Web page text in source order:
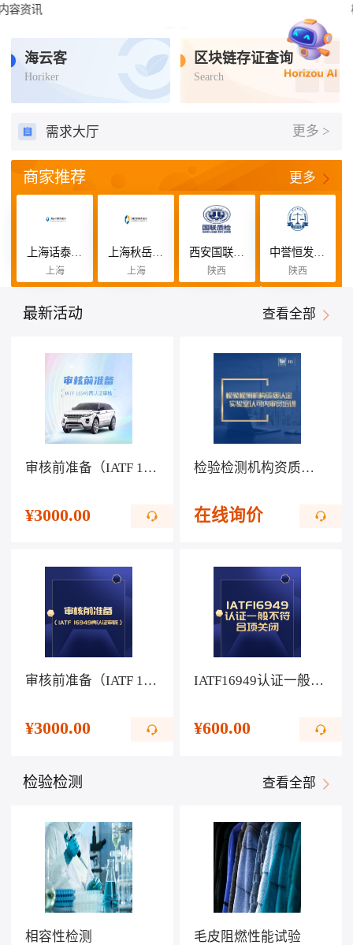
检验检测
海云客
Horiker
区块链存证查询
Search
需求大厅 更多 >
商家推荐 更多
上海话泰恒咨询管理有限公司
上海
上海秋岳缘咨询管理有限公司
上海
西安国联质量检测技术股份有限公司
陕西
中誉恒发认证有限公司
陕西
最新活动 查看全部
审核前准备（IATF 16949再认证审核）
¥3000.00
检验检测机构资质认定、实验室认可内审员培训
在线询价
审核前准备（IATF 16949再认证审核）
¥3000.00
IATF16949认证一般不符合项关闭
¥600.00
检验检测 查看全部
相容性检测 毛皮阻燃性能试验